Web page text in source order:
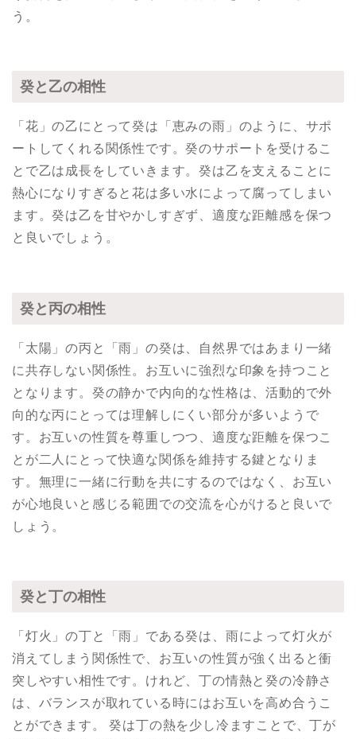
う。
癸と乙の相性
「花」の乙にとって癸は「恵みの雨」のように、サポ
ートしてくれる関係性です。癸のサポートを受けるこ
とで乙は成長をしていきます。癸は乙を支えることに
熱心になりすぎると花は多い水によって腐ってしまい
ます。癸は乙を甘やかしすぎず、適度な距離感を保つ
と良いでしょう。
癸と丙の相性
「太陽」の丙と「雨」の癸は、自然界ではあまり一緒
に共存しない関係性。お互いに強烈な印象を持つこと
となります。癸の静かで内向的な性格は、活動的で外
向的な丙にとっては理解しにくい部分が多いようで
す。お互いの性質を尊重しつつ、適度な距離を保つこ
とが二人にとって快適な関係を維持する鍵となりま
す。無理に一緒に行動を共にするのではなく、お互い
が心地良いと感じる範囲での交流を心がけると良いで
しょう。
癸と丁の相性
「灯火」の丁と「雨」である癸は、雨によって灯火が
消えてしまう関係性で、お互いの性質が強く出ると衝
突しやすい相性です。けれど、丁の情熱と癸の冷静さ
は、バランスが取れている時にはお互いを高め合うこ
とができます。 癸は丁の熱を少し冷ますことで、丁が